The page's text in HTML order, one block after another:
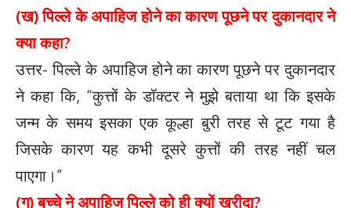
(ख) पिल्ले के अपाहिज होने का कारण पूछने पर दुकानदार ने
क्या कहा?
उत्तर- पिल्ले के अपाहिज होने का कारण पूछने पर दुकानदार
ने कहा कि, “कुत्तों के डॉक्टर ने मुझे बताया था कि इसके
जन्म के समय इसका एक कूल्हा बुरी तरह से टूट गया है
जिसके कारण यह कभी दूसरे कुत्तों की तरह नहीं चल
पाएगा।”
(ग) बच्चे ने अपाहिज पिल्ले को ही क्यों खरीदा?